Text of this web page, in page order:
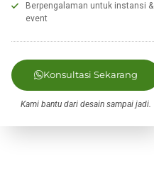
Berpengalaman untuk instansi &
event
Konsultasi Sekarang
Kami bantu dari desain sampai jadi.